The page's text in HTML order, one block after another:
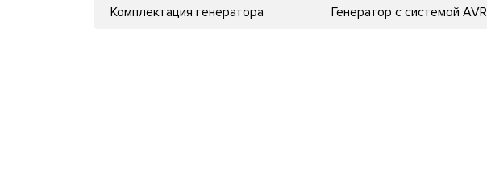
Комплектация генератора Генератор с системой AVR